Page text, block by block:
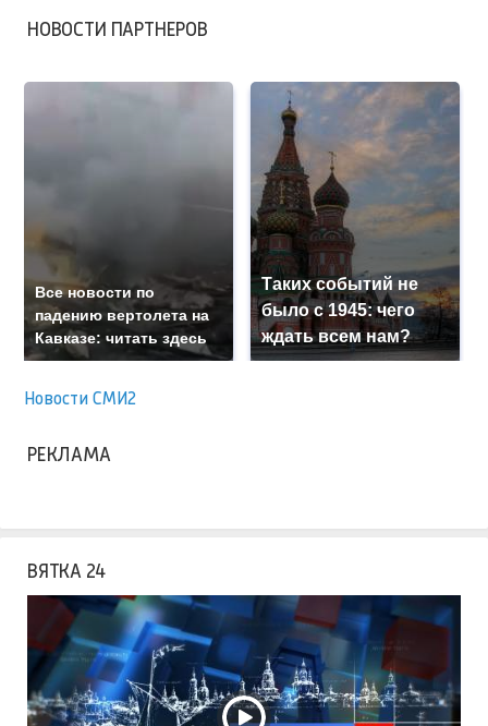
НОВОСТИ ПАРТНЕРОВ
Все новости по
падению вертолета на
Кавказе: читать здесь
Таких событий не
было с 1945: чего
ждать всем нам?
Новости СМИ2
РЕКЛАМА
ВЯТКА 24